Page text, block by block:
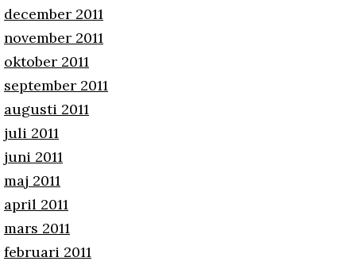
december 2011
november 2011
oktober 2011
september 2011
augusti 2011
juli 2011
juni 2011
maj 2011
april 2011
mars 2011
februari 2011